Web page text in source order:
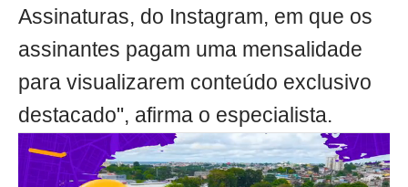
Assinaturas, do Instagram, em que os
assinantes pagam uma mensalidade
para visualizarem conteúdo exclusivo
destacado", afirma o especialista.